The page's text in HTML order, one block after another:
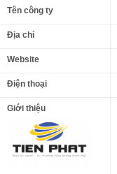
Tên công ty
Địa chỉ
Website
Điện thoại
Giới thiệu